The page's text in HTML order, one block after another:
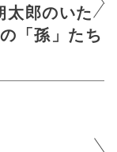
太郎のいた
「孫」たち